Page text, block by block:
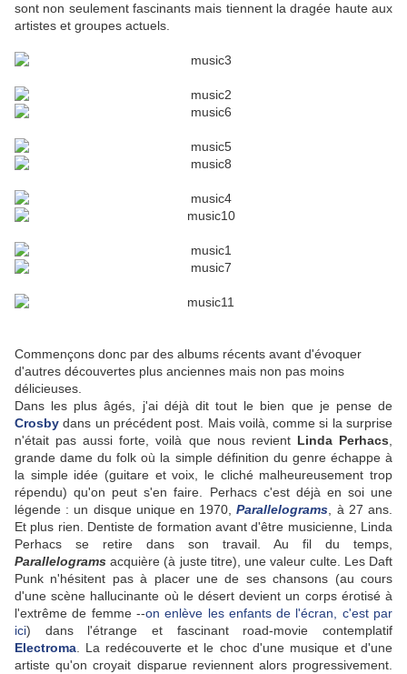
sont non seulement fascinants mais tiennent la dragée haute aux
artistes et groupes actuels.
Commençons donc par des albums récents avant d'évoquer
d'autres découvertes plus anciennes mais non pas moins
délicieuses.
Dans les plus âgés, j'ai déjà dit tout le bien que je pense de
Crosby dans un précédent post. Mais voilà, comme si la surprise
n'était pas aussi forte, voilà que nous revient Linda Perhacs
grande dame du folk où la simple définition du genre échappe à
la simple idée (guitare et voix, le cliché malheureusement trop
répendu) qu'on peut s'en faire. Perhacs c'est déjà en soi une
légende : un disque unique en 1970,Parallelograms , à 27 ans.
Et plus rien. Dentiste de formation avant d'être musicienne, Linda
Perhacs se retire dans son travail. Au fil du temps,
Parallelograms acquière (à juste titre), une valeur culte. Les Daft
Punk n'hésitent pas à placer une de ses chansons (au cours
d'une scène hallucinante où le désert devient un corps érotisé à
l'extrême de femme --on enlève les enfants de l'écran, c'est par
ici) dans l'étrange et fascinant road-movie contemplatif
Electroma . La redécouverte et le choc d'une musique et d'une
artiste qu'on croyait disparue reviennent alors progressivement.